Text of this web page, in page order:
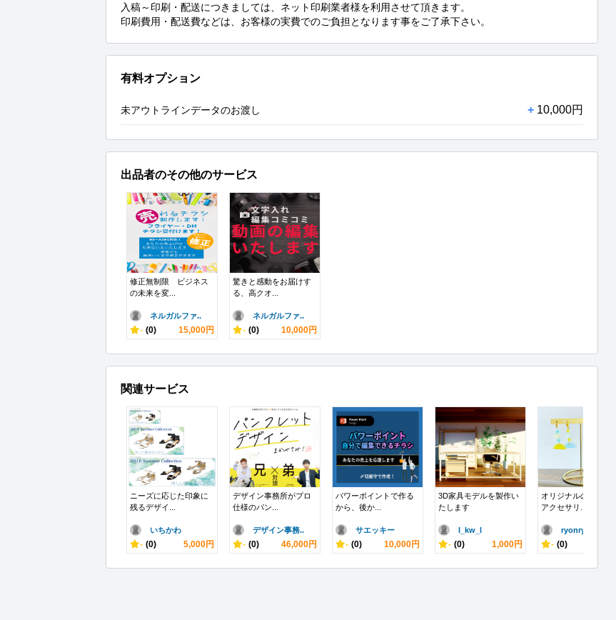
入稿～印刷・配送につきましては、ネット印刷業者様を利用させて頂きます。
印刷費用・配送費などは、お客様の実費でのご負担となります事をご了承下さい。
有料オプション
未アウトラインデータのお渡し + 10,000円
出品者のその他のサービス
修正無制限 ビジネス
の未来を変...
ネルガルファ..
- (0) 15,000円
驚きと感動をお届けす
る、高クオ...
ネルガルファ..
- (0) 10,000円
関連サービス
ニーズに応じた印象に
残るデザイ...
いちかわ
- (0) 5,000円
デザイン事務所がプロ
仕様のパン...
デザイン事務..
- (0) 46,000円
パワーポイントで作る
から、後か...
サエッキー
- (0) 10,000円
3D家具モデルを製作い
たします
l_kw_l
- (0) 1,000円
オリジナルのイメージ
アクセサリ...
ryonry..
- (0)